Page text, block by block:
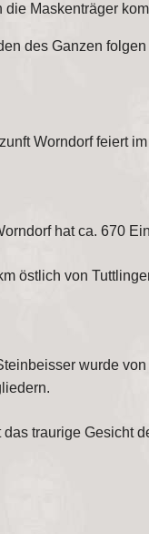
die Maskenträger
des Ganzen
Worndorf feiert
hat ca. 670
östlich von
wurde
das traurige Gesicht